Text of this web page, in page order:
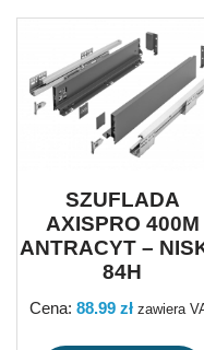
SZUFLADA
AXISPRO 400M
ANTRACYT –
84H
Cena: 88.99 zł zawiera